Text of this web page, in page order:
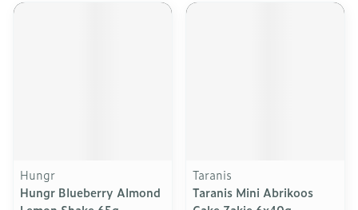
Hungr
Hungr Blueberry Almond
Taranis
Taranis Mini Abrikoos